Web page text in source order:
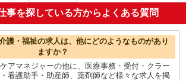
ー・WEBオペレーター1,900円
プロデューサー
1,900円
手・助産師1,820円
均時給を見る
事を探している方からよくある質問
護・福祉の求人は、他にどのようなものがあり
ますか？
アマネジャーの他に、医療事務・受付・クラー
看護助手・助産師、薬剤師など様々な求人を掲